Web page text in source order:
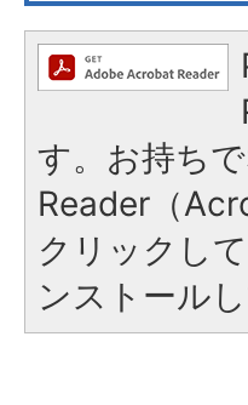
す。お持ち
Reader（
クリックし
ンストール